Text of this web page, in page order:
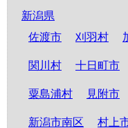
新潟県
佐渡市
刈羽村
関川村 十日町市
粟島浦村 見附市
新潟市南区 村上